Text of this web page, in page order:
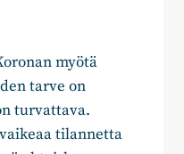
myötä
tarve on
turvattava.
tilannetta